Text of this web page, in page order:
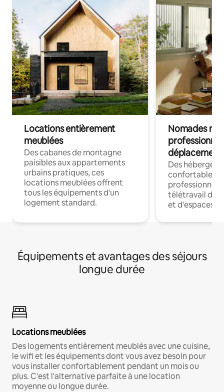
Locations entièrement
meublées
Des cabanes de montagne
paisibles aux appartements
urbains pratiques, ces
locations meublées offrent
tous les équipements d'un
logement standard.
Nomades
déplacement
Des
confortables
professionnels
télétravail
et d'espaces
Équipements et avantages des séjours
longue durée
Locations meublées
Des logements entièrement meublés avec une cuisine,
le wifi et les équipements dont vous avez besoin pour
vous installer confortablement pendant un mois ou
plus. C'est l'alternative parfaite à une location
moyenne ou longue durée.